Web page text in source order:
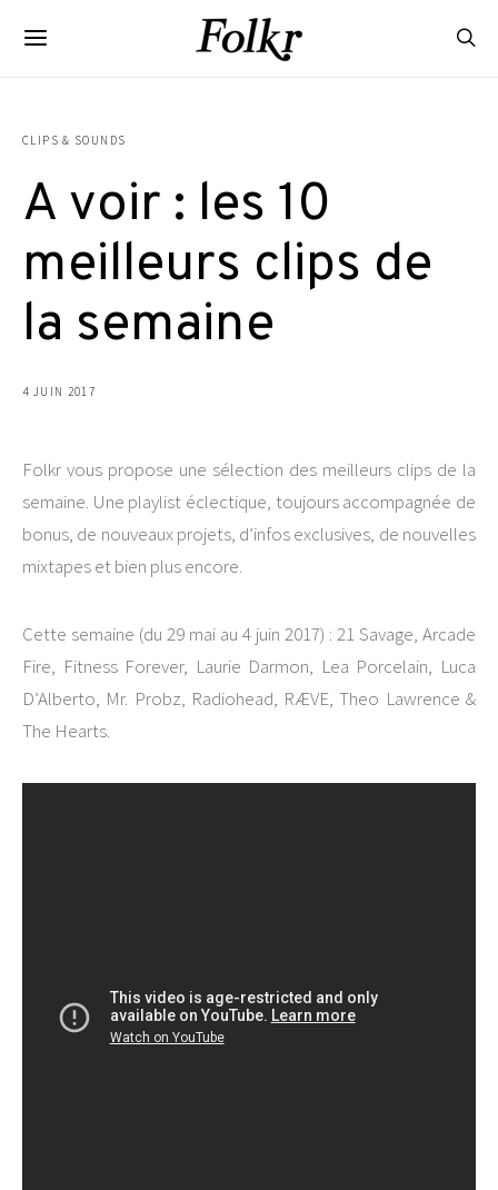
CLIPS & SOUNDS
A voir : les 10
meilleurs clips de
la semaine
4 JUIN 2017
Folkr vous propose une sélection des meilleurs clips de la
semaine. Une playlist éclectique, toujours accompagnée de
bonus, de nouveaux projets, d’infos exclusives, de nouvelles
mixtapes et bien plus encore.
Cette semaine (du 29 mai au 4 juin 2017) : 21 Savage, Arcade
Fire, Fitness Forever, Laurie Darmon, Lea Porcelain, Luca
D’Alberto, Mr. Probz, Radiohead, RÆVE, Theo Lawrence &
The Hearts.